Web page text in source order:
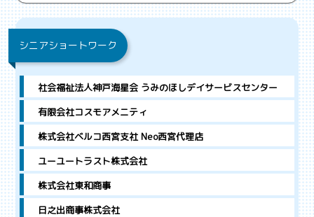
シニアショートワーク
社会福祉法人神戸海星会 うみのほしデイサービスセンター
有限会社コスモアメニティ
株式会社ベルコ西宮支社 Neo西宮代理店
ユーユートラスト株式会社
株式会社東和商事
日之出商事株式会社